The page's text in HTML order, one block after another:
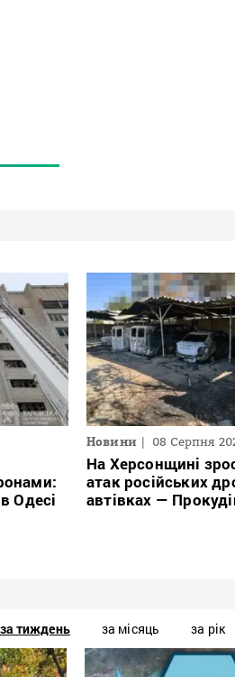
Одесі
Новини 08 Серпня
На Херсонщині
атак російських
автівках —
за тиждень за місяць за рік